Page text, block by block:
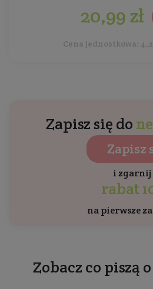
20,99 zł
Cena jednostkowa:
Zapisz się do
Zapisz
i zgarnij
rabat
na pierwsze
Zobacz co piszą